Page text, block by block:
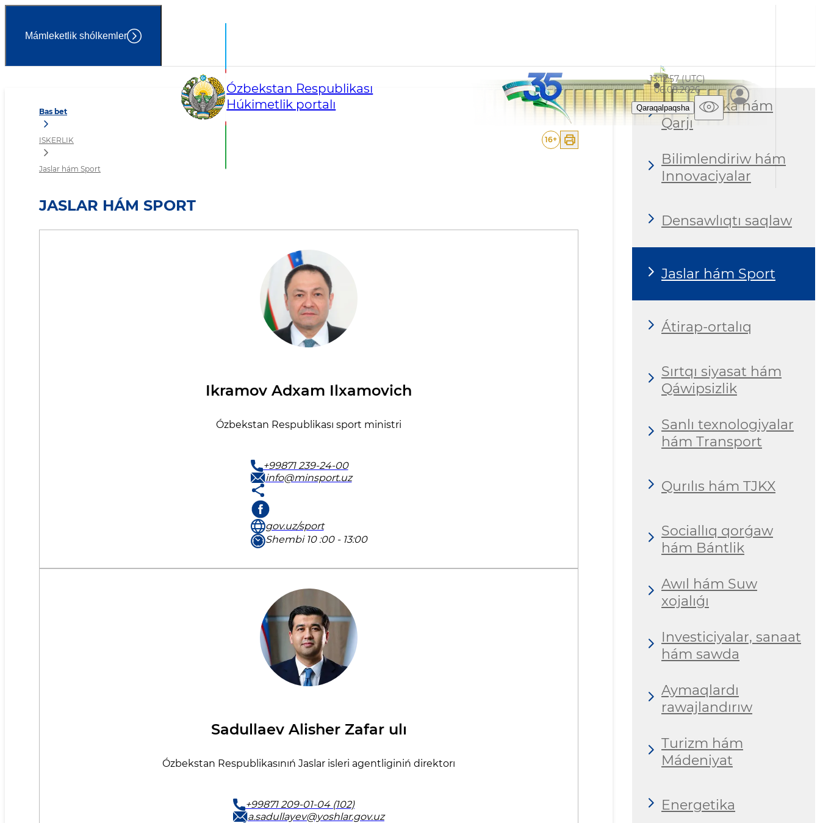
Mámleketlik shólkemler
Ózbekstan Respublikası
Húkimetlik portalı
13:12:58 (UTC)
06.08.2026
Qaraqalpaqsha
Bas bet
ISKERLIK
Jaslar hám Sport
16+
JASLAR HÁM SPORT
Ikramov Adxam Ilxamovich
Ózbekstan Respublikası sport ministri
+99871 239-24-00
info@minsport.uz
gov.uz/sport
Shembi 10 :00 - 13:00
Sadullaev Alisher Zafar ulı
Ózbekstan Respublikasınıń Jaslar isleri agentliginiń direktorı
+99871 209-01-04 (102)
a.sadullayev@yoshlar.gov.uz
Ekonomika hám
Qarjı
Bilimlendiriw hám
Innovaciyalar
Densawlıqtı saqlaw
Jaslar hám Sport
Átirap-ortalıq
Sırtqı siyasat hám
Qáwipsizlik
Sanlı texnologiyalar
hám Transport
Qurılıs hám TJKX
Sociallıq qorǵaw
hám Bántlik
Awıl hám Suw
xojalıǵı
Investiciyalar, sanaat
hám sawda
Aymaqlardı
rawajlandırıw
Turizm hám
Mádeniyat
Energetika